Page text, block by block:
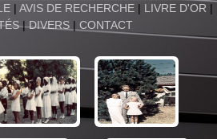
| AVIS DE RECHERCHE| LIVRE D'OR |
|DIVERS| CONTACT